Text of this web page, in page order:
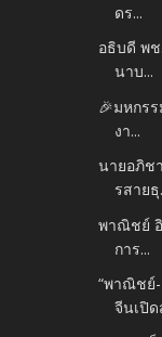
ดร...
อธิบดี พ
นาบ...
🎉มหกร
งา...
นายอภิช
รสายธุ
พาณิชย์
การ...
“พาณิชย์
จีนเปิด